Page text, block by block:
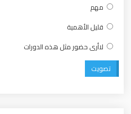
مهم
قليل الأهمية
لاأرى حضور مثل هذه الدورات
تصويت